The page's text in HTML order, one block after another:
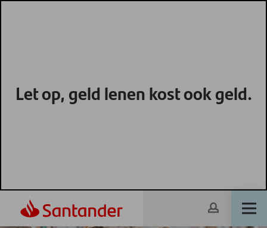
Let op, geld lenen kost ook geld.